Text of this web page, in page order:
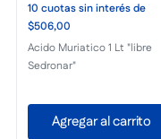
10 cuotassin interésde
$506,00
Acido Muriatico 1 Lt "libre
Sedronar"
Agregar al carrito